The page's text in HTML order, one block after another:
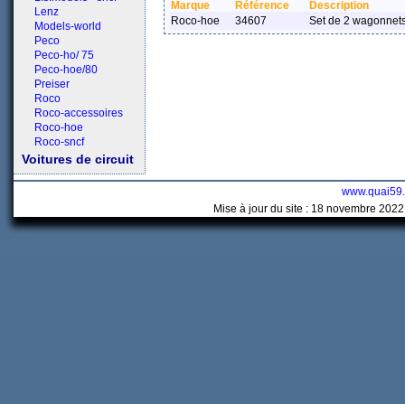
Lenz
Models-world
Peco
Peco-ho/ 75
Peco-hoe/80
Preiser
Roco
Roco-accessoires
Roco-hoe
Roco-sncf
Voitures de circuit
Marque Référence
Description
Roco-hoe
34607 Set de 2
Mise à jour du site : 18 novembre